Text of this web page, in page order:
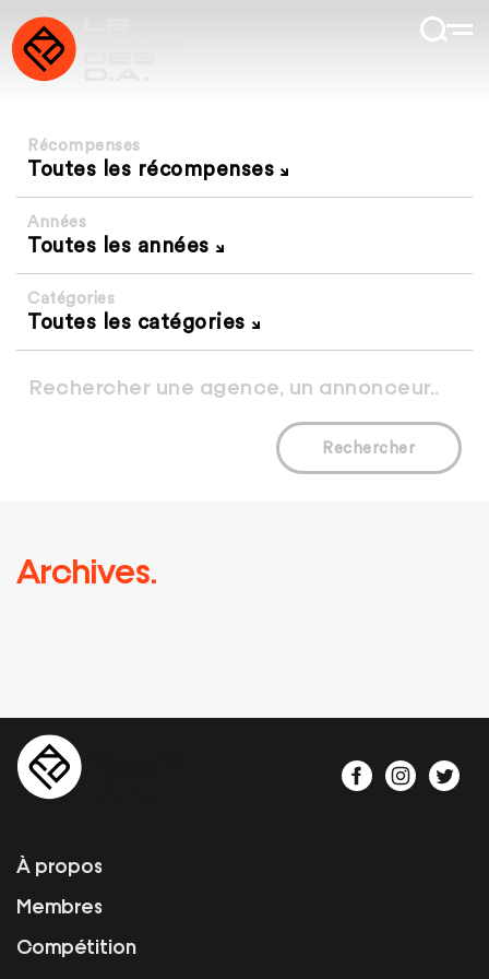
Récompenses
Toutes les récompenses
Années
Toutes les années
Catégories
Toutes les catégories
Rechercher
Archives.
À propos
Membres
Compétition